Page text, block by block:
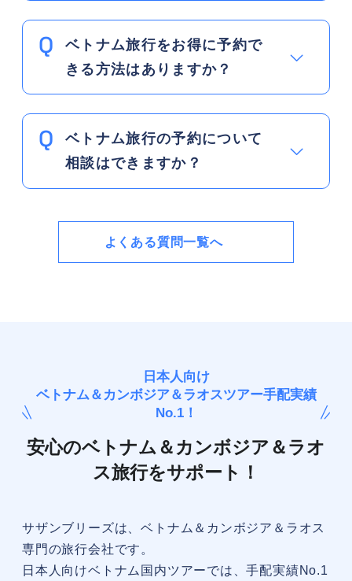
ベトナム旅行をお得に予約で
きる方法はありますか？
ベトナム旅行の予約について
相談はできますか？
よくある質問一覧へ
日本人向け
ベトナム＆カンボジア＆ラオスツアー手配実績
No.1！
安心のベトナム＆カンボジア＆ラオ
ス旅行をサポート！
サザンブリーズは、ベトナム＆カンボジア＆ラオス
専門の旅行会社です。
日本人向けベトナム国内ツアーでは、手配実績No.1